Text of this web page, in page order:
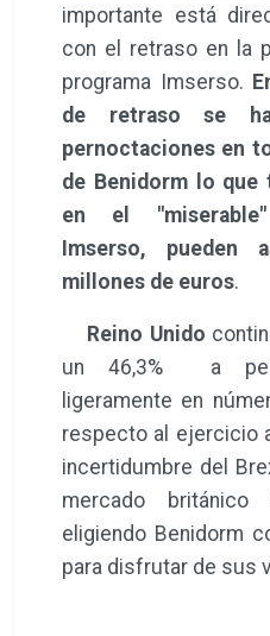
importante está
con el retraso en la
programa Imserso.
de retraso se
pernoctaciones en
de Benidorm lo que
en el
Imserso, pueden
millones de euros.
Reino Unido
un
46,3% a
ligeramente en
respecto al ejercicio
incertidumbre del
mercado
eligiendo Benidorm
para disfrutar de sus